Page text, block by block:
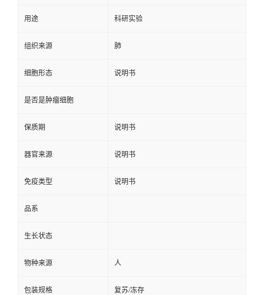
用途 科研实验
组织来源 肺
细胞形态 说明书
是否是肿瘤细胞
保质期 说明书
器官来源 说明书
免疫类型 说明书
品系
生长状态
物种来源 人
包装规格 复苏/冻存